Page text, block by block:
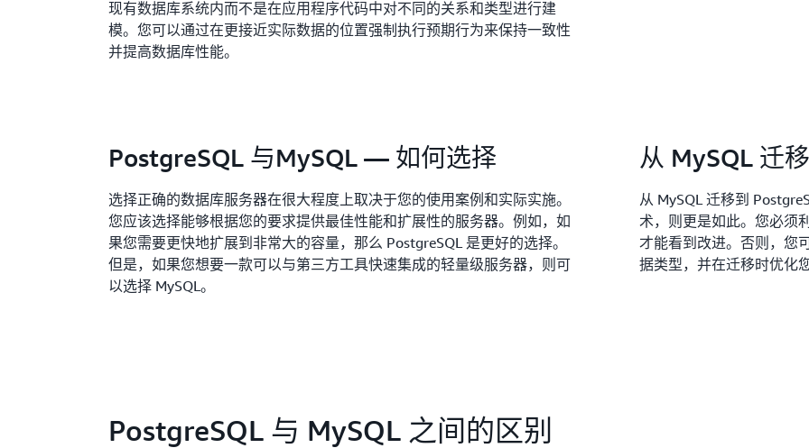
现有数据库系统内而不是在应用程序代码中对不同的关系和类型进行建
模。您可以通过在更接近实际数据的位置强制执行预期行为来保持一致性
并提高数据库性能。
PostgreSQL 与MySQL — 如何选择
选择正确的数据库服务器在很大程度上取决于您的使用案例和实际实施。
您应该选择能够根据您的要求提供最佳性能和扩展性的服务器。例如，如
果您需要更快地扩展到非常大的容量，那么 PostgreSQL 是更好的选择。
但是，如果您想要一款可以与第三方工具快速集成的轻量级服务器，则可
以选择 MySQL。
从 MySQL 迁
从 MySQL 迁移到
术，则更是如此。您必须
才能看到改进。否则，您
据类型，并在迁移时优化
PostgreSQL 与 MySQL 之间的区别